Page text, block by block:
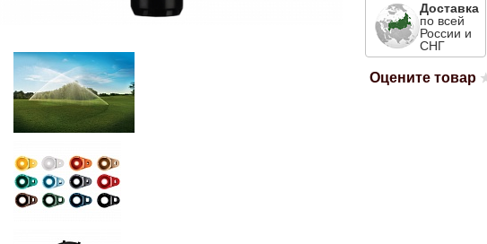
Доставка
по всей
России и
СНГ
Оцените товар